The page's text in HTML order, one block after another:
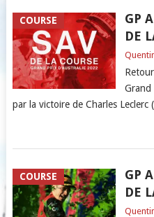
COURSE
GP
DE
Grand
par la victoire de Charles Leclerc
COURSE
GP
DE